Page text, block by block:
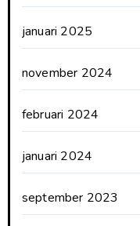
januari 2025
november 2024
februari 2024
januari 2024
september 2023